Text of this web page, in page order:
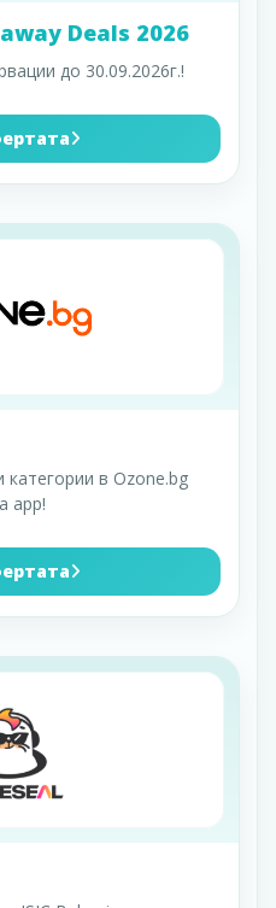
Deals 2026
до 30.09.2026г.!
категории в Ozone.bg
app!